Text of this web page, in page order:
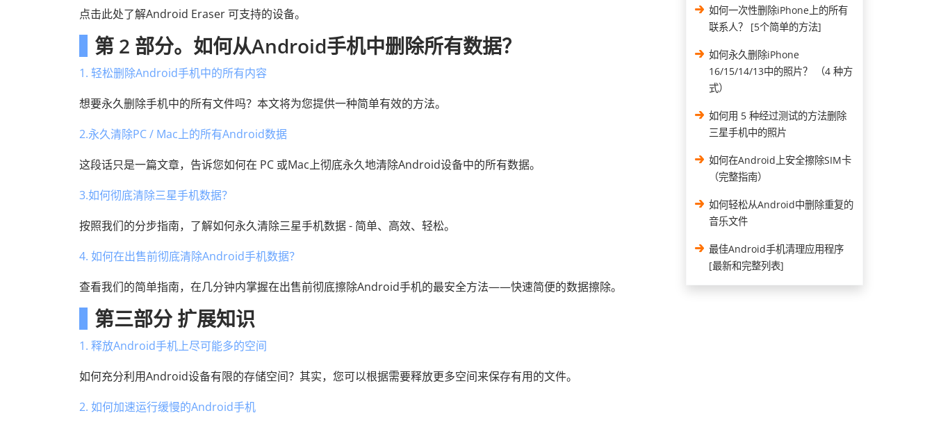
点击此处了解Android Eraser 可支持的设备。
第 2 部分。如何从Android手机中删除所有数据？
1. 轻松删除Android手机中的所有内容
想要永久删除手机中的所有文件吗？本文将为您提供一种简单有效的方法。
2.永久清除PC / Mac上的所有Android数据
这段话只是一篇文章，告诉您如何在 PC 或Mac上彻底永久地清除Android设备中的所有数据。
3.如何彻底清除三星手机数据？
按照我们的分步指南，了解如何永久清除三星手机数据 - 简单、高效、轻松。
4. 如何在出售前彻底清除Android手机数据？
查看我们的简单指南，在几分钟内掌握在出售前彻底擦除Android手机的最安全方法——快速简便的数据擦除。
第三部分 扩展知识
1. 释放Android手机上尽可能多的空间
如何充分利用Android设备有限的存储空间？其实，您可以根据需要释放更多空间来保存有用的文件。
2. 如何加速运行缓慢的Android手机
如何一次性删除iPhone上的所有
联系人？ [5个简单的方法]
如何永久删除iPhone
16/15/14/13中的照片？ （4 种方
式）
如何用 5 种经过测试的方法删除
三星手机中的照片
如何在Android上安全擦除SIM卡
（完整指南）
如何轻松从Android中删除重复的
音乐文件
最佳Android手机清理应用程序
[最新和完整列表]